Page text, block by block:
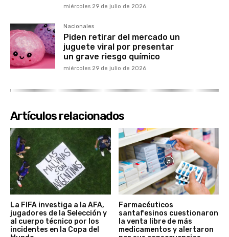
miércoles 29 de julio de 2026
Nacionales
Piden retirar del mercado un
juguete viral por presentar
un grave riesgo químico
miércoles 29 de julio de 2026
Artículos relacionados
La FIFA investiga a la AFA,
jugadores de la Selección y
al cuerpo técnico por los
incidentes en la Copa del
Farmacéuticos
santafesinos cuestionaron
la venta libre de más
medicamentos y alertaron